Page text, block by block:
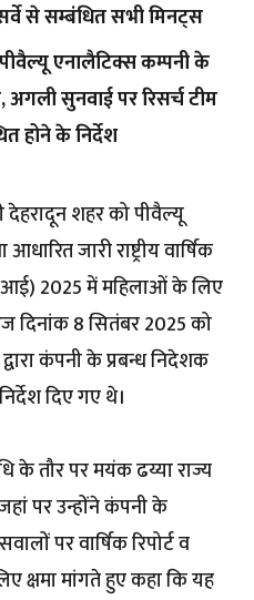
से सम्बंधित सभी मिनट्स
एनालैटिक्स कम्पनी के
अगली सुनवाई पर रिसर्च टीम
होने के निर्देश
देहरादून शहर को पीवैल्यू
जारी राष्ट्रीय वार्षिक
2025 में महिलाओं के लिए
दिनांक 8 सितंबर 2025 को
कंपनी के प्रबन्ध निदेशक
दिए गए थे।
के तौर पर मयंक ढय्या राज्य
पर उन्होंने कंपनी के
पर वार्षिक रिपोर्ट व
क्षमा मांगते हुए कहा कि यह